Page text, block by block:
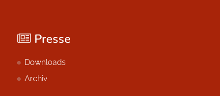
Presse
Downloads
Archiv